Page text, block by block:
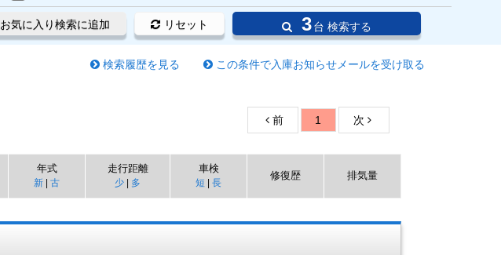
3台 検索する
リセット
お気に入り検索に追加
この条件で入庫お知らせメールを受け取る
検索履歴を見る
前 1 次
年式
新 | 古
走行距離
少 | 多
車検
短 | 長
修復歴 排気量